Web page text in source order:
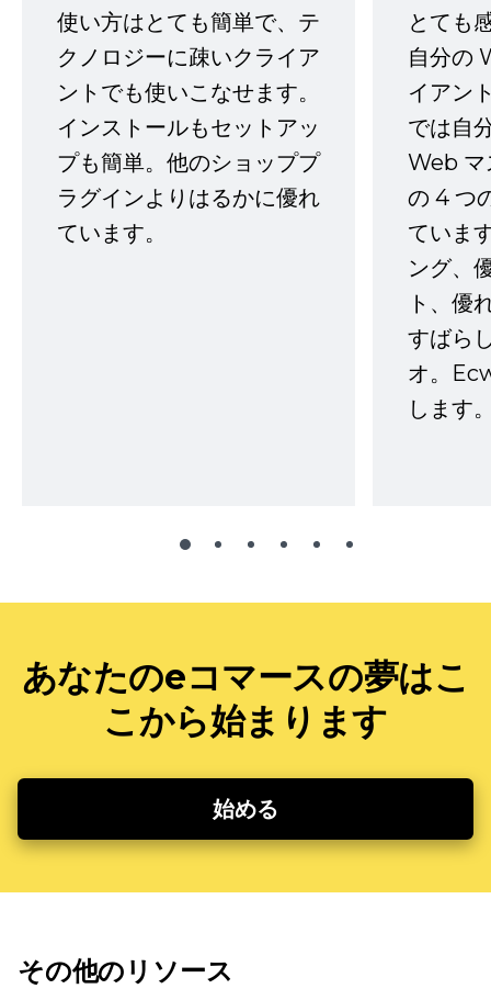
使い方はとても簡単で、テ
クノロジーに疎いクライア
ントでも使いこなせます。
インストールもセットアッ
プも簡単。他のショッププ
ラグインよりはるかに優れ
ています。
とても
自分の
イアン
では自
Web マ
の 4 つ
ていま
ング、
ト、優
すばら
オ。
します
あなたのeコマースの夢はこ
こから始まります
始める
その他のリソース